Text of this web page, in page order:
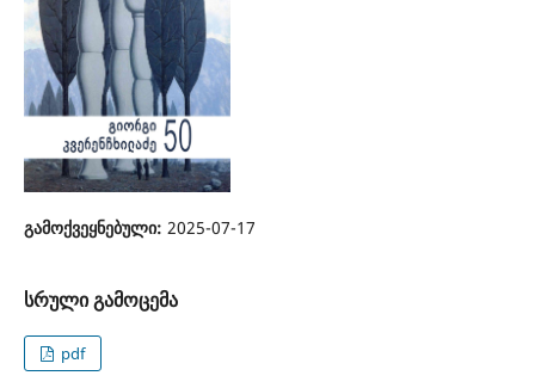
გამოქვეყნებული: 2025-07-17
სრული გამოცემა
pdf